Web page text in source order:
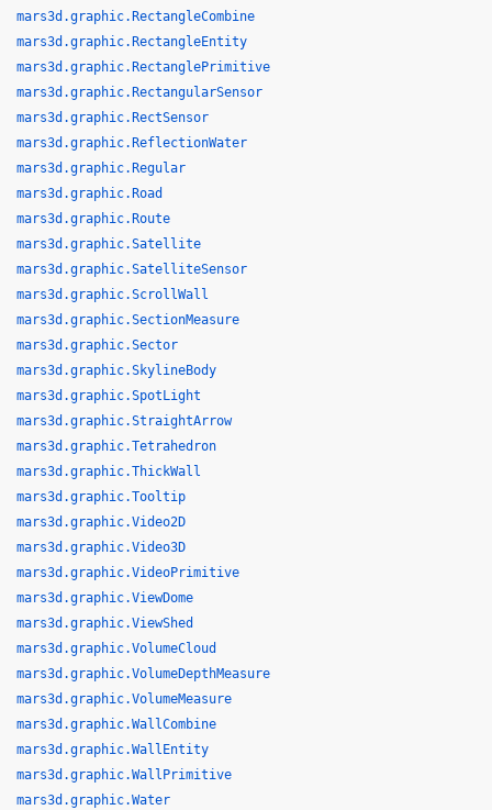
mars3d.graphic.RectangleCombine
mars3d.graphic.RectangleEntity
mars3d.graphic.RectanglePrimitive
mars3d.graphic.RectangularSensor
mars3d.graphic.RectSensor
mars3d.graphic.ReflectionWater
mars3d.graphic.Regular
mars3d.graphic.Road
mars3d.graphic.Route
mars3d.graphic.Satellite
mars3d.graphic.SatelliteSensor
mars3d.graphic.ScrollWall
mars3d.graphic.SectionMeasure
mars3d.graphic.Sector
mars3d.graphic.SkylineBody
mars3d.graphic.SpotLight
mars3d.graphic.StraightArrow
mars3d.graphic.Tetrahedron
mars3d.graphic.ThickWall
mars3d.graphic.Tooltip
mars3d.graphic.Video2D
mars3d.graphic.Video3D
mars3d.graphic.VideoPrimitive
mars3d.graphic.ViewDome
mars3d.graphic.ViewShed
mars3d.graphic.VolumeCloud
mars3d.graphic.VolumeDepthMeasure
mars3d.graphic.VolumeMeasure
mars3d.graphic.WallCombine
mars3d.graphic.WallEntity
mars3d.graphic.WallPrimitive
mars3d.graphic.Water